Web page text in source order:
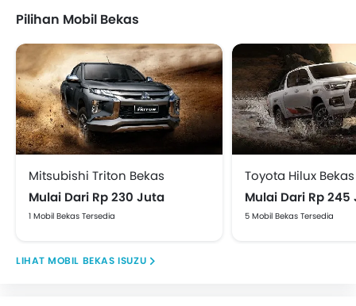
Pilihan Mobil Bekas
Mitsubishi Triton Bekas
Mulai Dari Rp 230 Juta
1 Mobil Bekas Tersedia
Toyota Hilux Bekas
Mulai Dari Rp 245
5 Mobil Bekas Tersedia
MOBIL BEKAS ISUZU